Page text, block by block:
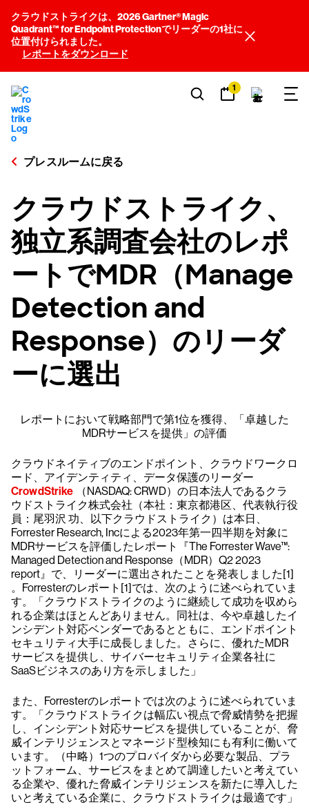
クラウドストライクは、2026 Gartner® Magic
Quadrant™ for Endpoint Protectionでリーダーの1社に
位置付けられました。
レポートをダウンロード
1
プレスルームに戻る
クラウドストライク、
独立系調査会社のレポ
ートでMDR（Manage
Detection and
Response）のリーダ
ーに選出
レポートにおいて戦略部門で第1位を獲得、「卓越した
MDRサービスを提供」の評価
クラウドネイティブのエンドポイント、クラウドワークロ
ード、アイデンティティ、データ保護のリーダー
CrowdStrike （NASDAQ: CRWD）の日本法人であるクラ
ウドストライク株式会社（本社：東京都港区、代表執行役
員：尾羽沢 功、以下クラウドストライク）は本日、
Forrester Research, Incによる2023年第一四半期を対象に
MDRサービスを評価したレポート『The Forrester Wave™:
Managed Detection and Response（MDR）Q2 2023
report』で、リーダーに選出されたことを発表しました[1]
。Forresterのレポート[1]では、次のように述べられていま
す。「クラウドストライクのように継続して成功を収めら
れる企業はほとんどありません。同社は、今や卓越したイ
ンシデント対応ベンダーであるとともに、エンドポイント
セキュリティ大手に成長しました。さらに、優れたMDR
サービスを提供し、サイバーセキュリティ企業各社に
SaaSビジネスのあり方を示しました」
また、Forresterのレポートでは次のように述べられていま
す。「クラウドストライクは幅広い視点で脅威情勢を把握
し、インシデント対応サービスを提供していることが、脅
威インテリジェンスとマネージド型検知にも有利に働いて
います。（中略）1つのプロバイダから必要な製品、プラ
ットフォーム、サービスをまとめて調達したいと考えてい
る企業や、優れた脅威インテリジェンスを新たに導入した
いと考えている企業に、クラウドストライクは最適です」